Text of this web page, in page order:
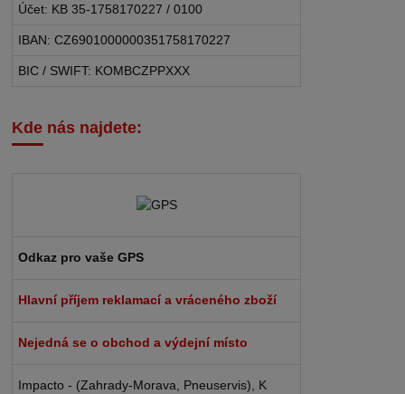
Účet: KB 35-1758170227 / 0100
IBAN: CZ6901000000351758170227
BIC / SWIFT: KOMBCZPPXXX
Kde nás najdete:
Odkaz pro vaše GPS
Hlavní příjem reklamací a vráceného zboží
Nejedná se o obchod a výdejní místo
Impacto - (Zahrady-Morava, Pneuservis), K